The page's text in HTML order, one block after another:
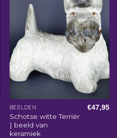
BEELDEN
Schotse witte Terriër
| beeld van
keramiek
€47,95